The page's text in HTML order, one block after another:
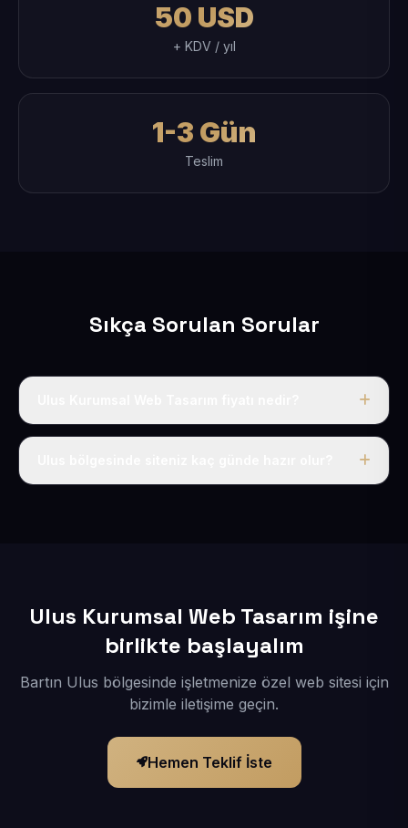
50 USD
+ KDV / yıl
1-3 Gün
Teslim
Sıkça Sorulan Sorular
Tek fiyat uygulanır: yıllık 50 USD + KDV. Bu bedele alan
Ulus Kurumsal Web Tasarım işine
birlikte başlayalım
Bartın Ulus bölgesinde işletmenize özel web sitesi için
bizimle iletişime geçin.
Hemen Teklif İste